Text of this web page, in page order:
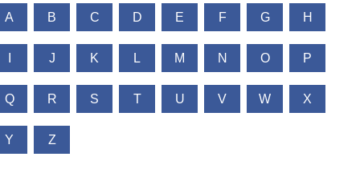
A B C D E F G H
J K L M N O P
Q R S T U V W X
Y Z